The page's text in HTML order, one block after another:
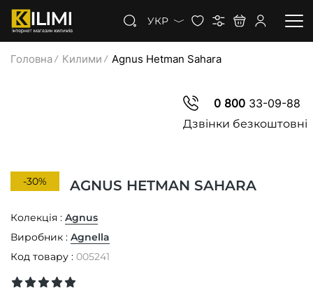
УКР
ЗНИЖКИ
Головна Килими Agnus Hetman Sahara
0 80033-09-88
Дзвінки безкоштовні
-30% AGNUS HETMAN SAHARA
Колекція : Agnus
Виробник : Agnella
Код товару : 005241